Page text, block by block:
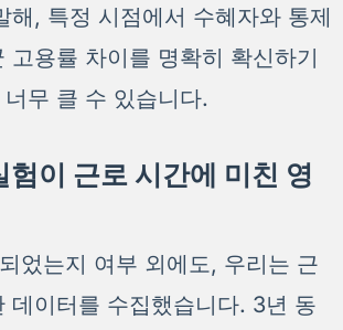
해, 특정 시점에서 수혜자와 통제
고용률 차이를 명확히 확신하기
무 클 수 있습니다.
험이 근로 시간에 미친 영
었는지 여부 외에도, 우리는 근
데이터를 수집했습니다. 3년 동